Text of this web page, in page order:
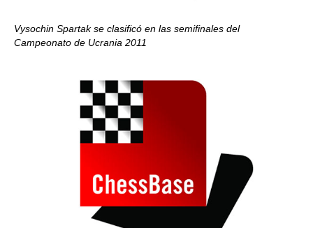
Vysochin Spartak se clasificó en las semifinales del
Campeonato de Ucrania 2011